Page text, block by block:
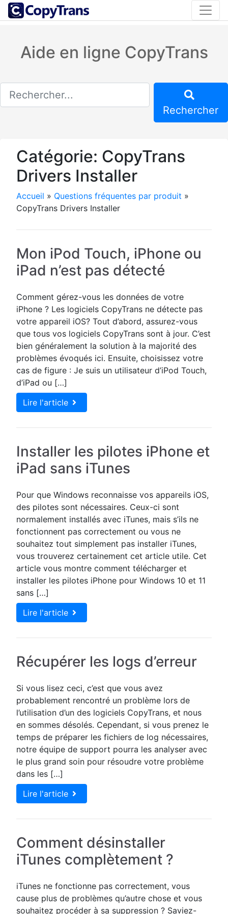
Aide en ligne CopyTrans
Rechercher
Catégorie: CopyTrans
Drivers Installer
Accueil » Questions fréquentes par produit »
CopyTrans Drivers Installer
Mon iPod Touch, iPhone ou
iPad n’est pas détecté
Comment gérez-vous les données de votre
iPhone ? Les logiciels CopyTrans ne détecte pas
votre appareil iOS? Tout d’abord, assurez-vous
que tous vos logiciels CopyTrans sont à jour. C’est
bien généralement la solution à la majorité des
problèmes évoqués ici. Ensuite, choisissez votre
cas de figure : Je suis un utilisateur d’iPod Touch,
d’iPad ou […]
Lire l'article
Installer les pilotes iPhone et
iPad sans iTunes
Pour que Windows reconnaisse vos appareils iOS,
des pilotes sont nécessaires. Ceux-ci sont
normalement installés avec iTunes, mais s’ils ne
fonctionnent pas correctement ou vous ne
souhaitez tout simplement pas installer iTunes,
vous trouverez certainement cet article utile. Cet
article vous montre comment télécharger et
installer les pilotes iPhone pour Windows 10 et 11
sans […]
Lire l'article
Récupérer les logs d’erreur
Si vous lisez ceci, c’est que vous avez
probablement rencontré un problème lors de
l’utilisation d’un des logiciels CopyTrans, et nous
en sommes désolés. Cependant, si vous prenez le
temps de préparer les fichiers de log nécessaires,
notre équipe de support pourra les analyser avec
le plus grand soin pour résoudre votre problème
dans les […]
Lire l'article
Comment désinstaller
iTunes complètement ?
iTunes ne fonctionne pas correctement, vous
cause plus de problèmes qu’autre chose et vous
souhaitez procéder à sa suppression ? Saviez-